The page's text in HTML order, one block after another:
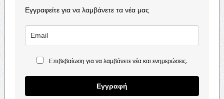
Εγγραφείτε για να λαμβάνετε τα νέα μας
Επιβεβαίωση για να λαμβάνετε νέα και ενημερώσεις.
Εγγραφή